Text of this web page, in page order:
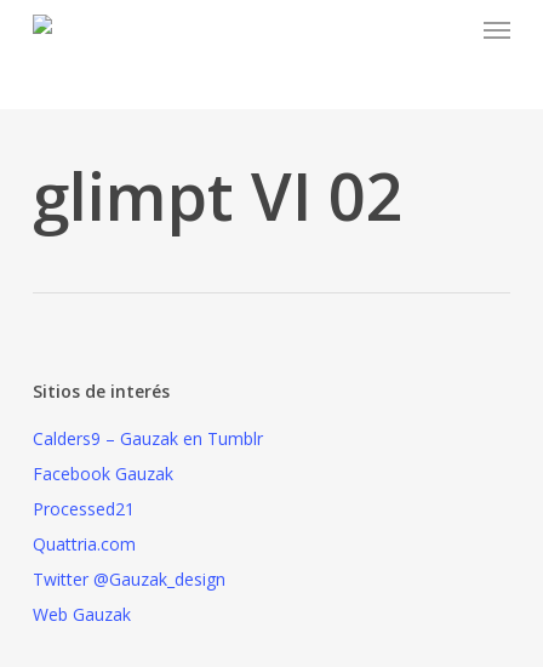
Menu
glimpt VI 02
Sitios de interés
Calders9 – Gauzak en Tumblr
Facebook Gauzak
Processed21
Quattria.com
Twitter @Gauzak_design
Web Gauzak